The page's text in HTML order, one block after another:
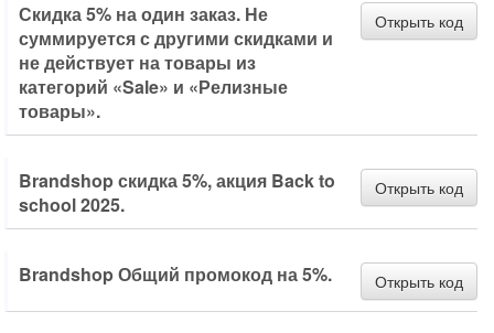
Скидка 5% на один заказ. Не
суммируется с другими скидками и
не действует на товары из
категорий «Sale» и «Релизные
товары».
Открыть код
Brandshop скидка 5%, акция Back to
school 2025.
Открыть код
Brandshop Общий промокод на 5%. Открыть код